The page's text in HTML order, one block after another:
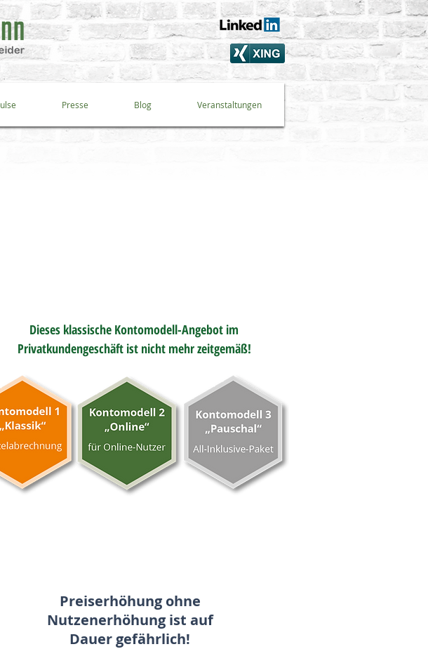
Presse Blog Veranstaltungen
Dieses klassische Kontomodell-Angebot im
Privatkundengeschäft ist nicht mehr zeitgemäß!
Preiserhöhung ohne
Nutzenerhöhung ist auf
Dauer gefährlich!